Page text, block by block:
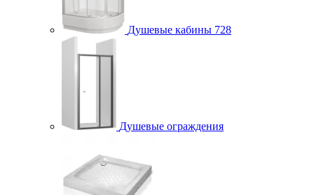
Душевые кабины 728
Душевые ограждения